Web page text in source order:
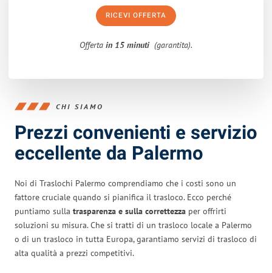
RICEVI OFFERTA
Offerta in 15 minuti (garantita).
CHI SIAMO
Prezzi convenienti e servizio
eccellente da Palermo
Noi di Traslochi Palermo comprendiamo che i costi sono un
fattore cruciale quando si pianifica il trasloco. Ecco perché
puntiamo sulla trasparenza e sulla correttezza per offrirti
soluzioni su misura. Che si tratti di un trasloco locale a Palermo
o di un trasloco in tutta Europa, garantiamo servizi di trasloco di
alta qualità a prezzi competitivi.